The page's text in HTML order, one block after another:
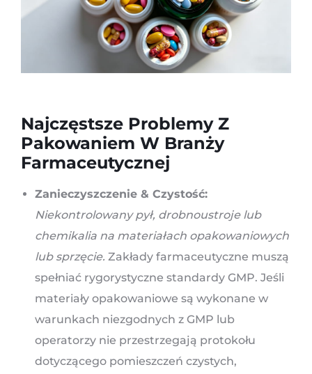
Najczęstsze Problemy Z
Pakowaniem W Branży
Farmaceutycznej
Zanieczyszczenie & Czystość:
Niekontrolowany pył, drobnoustroje lub
chemikalia na materiałach opakowaniowych
lub sprzęcie. Zakłady farmaceutyczne muszą
spełniać rygorystyczne standardy GMP. Jeśli
materiały opakowaniowe są wykonane w
warunkach niezgodnych z GMP lub
operatorzy nie przestrzegają protokołu
dotyczącego pomieszczeń czystych,